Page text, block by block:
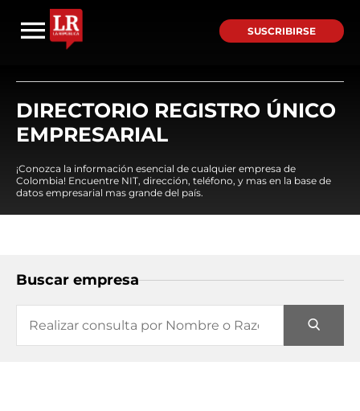
SUSCRIBIRSE
DIRECTORIO REGISTRO ÚNICO
EMPRESARIAL
¡Conozca la información esencial de cualquier empresa de
Colombia! Encuentre NIT, dirección, teléfono, y mas en la base de
datos empresarial mas grande del país.
Buscar empresa